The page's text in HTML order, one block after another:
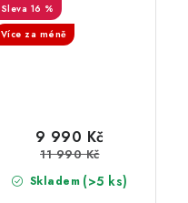
16 %
Více za méně
Skladem (>5 ks)
9 990 Kč
11 990 Kč